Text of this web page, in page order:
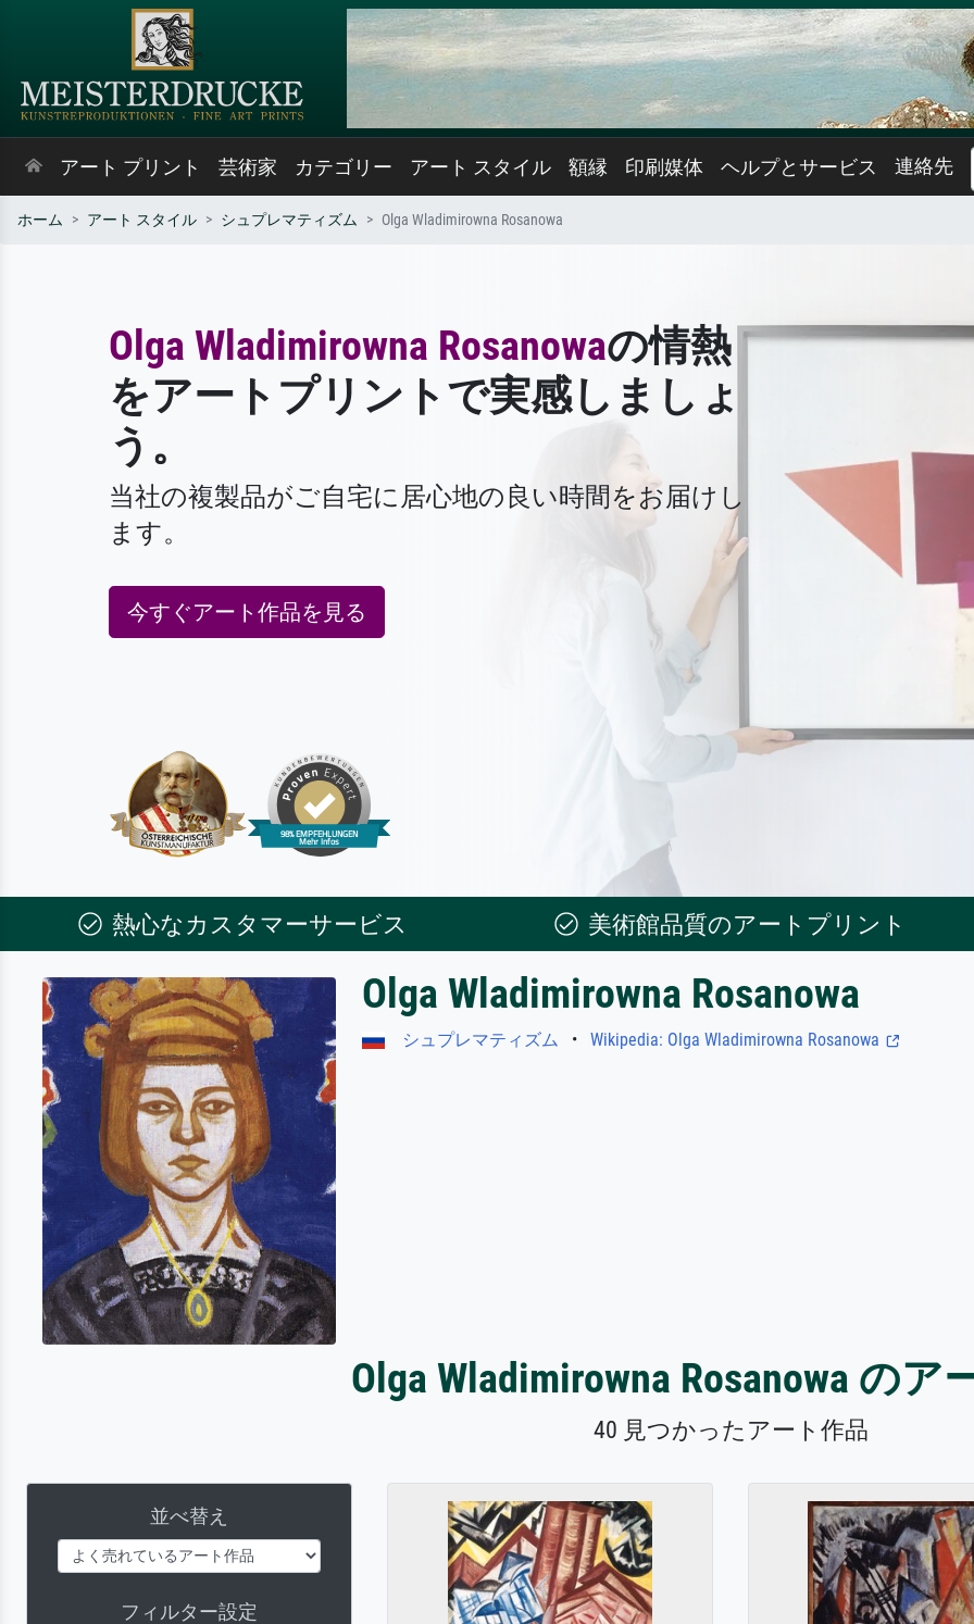
アート プリント 芸術家 カテゴリー アート スタイル 額縁 印刷媒体 ヘルプとサービス 連絡先
ホーム アート スタイル シュプレマティズム Olga Wladimirowna Rosanowa
Olga Wladimirowna Rosanowaの情熱
をアートプリントで実感しましょ
う。
当社の複製品がご自宅に居心地の良い時間をお届けし
ます。
今すぐアート作品を見る
熱心なカスタマーサービス 美術館品質のアートプリント
Olga Wladimirowna Rosanowa
シュプレマティズム •Wikipedia: Olga Wladimirowna Rosanowa
Olga Wladimirowna Rosanowa のア
40 見つかったアート作品
並べ替え
フィルター設定